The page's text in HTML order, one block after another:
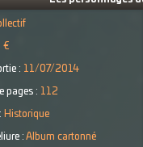
€
: 11/07/2014
pages : 112
Historique
: Album cartonné